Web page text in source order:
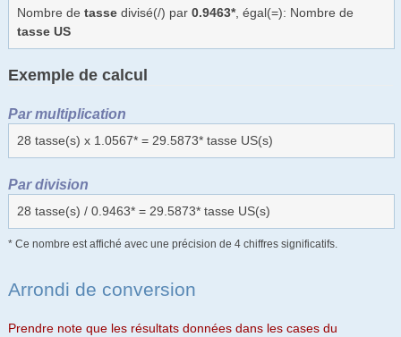
Nombre de tassedivisé(/) par 0.9463*, égal(=): Nombre de
tasse US
Exemple de calcul
Par multiplication
28 tasse(s) x 1.0567* = 29.5873* tasse US(s)
Par division
28 tasse(s) / 0.9463* = 29.5873* tasse US(s)
* Ce nombre est affiché avec une précision de 4 chiffres significatifs.
Arrondi de conversion
Prendre note que les résultats données dans les cases du